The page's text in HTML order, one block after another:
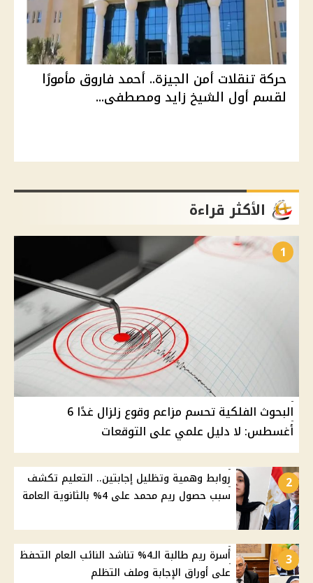
حركة تنقلات أمن الجيزة.. أحمد فاروق مأمورًا
لقسم أول الشيخ زايد ومصطفى...
الأكثر قراءة
1
البحوث الفلكية تحسم مزاعم وقوع زلزال غدًا 6
أغسطس: لا دليل علمي على التوقعات
2
روابط وهمية وتظليل إجابتين.. التعليم تكشف
سبب حصول ريم محمد على 4% بالثانوية العامة
3
أسرة ريم طالبة الـ4% تناشد النائب العام التحفظ
على أوراق الإجابة وملف التظلم